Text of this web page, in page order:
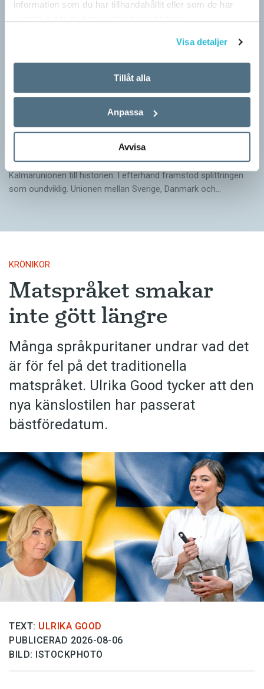
information som du har tillhandahållit eller som de har
Visa detaljer
Tillåt alla
Anpassa
Avvisa
Arvet från Gustav Vasa lever än i dag
När Gustav Vasa den 6 juni 1523 ­valdes till kung förpassades
Kalmar­unionen till historien. I efterhand framstod splittringen
som ound­viklig. ­Unionen ­mellan Sverige, Danmark och…
KRÖNIKOR
Matspråket smakar
inte gött längre
Många språkpuritaner undrar vad det
är för fel på det traditionella
matspråket. Ulrika Good tycker att den
nya känslostilen har passerat
bästföredatum.
TEXT: ULRIKA GOOD
PUBLICERAD 2026-08-06
BILD: ISTOCKPHOTO